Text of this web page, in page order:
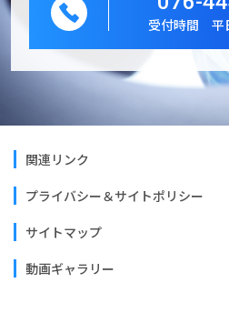
受付時間 平
関連リンク
プライバシー＆サイトポリシー
サイトマップ
動画ギャラリー